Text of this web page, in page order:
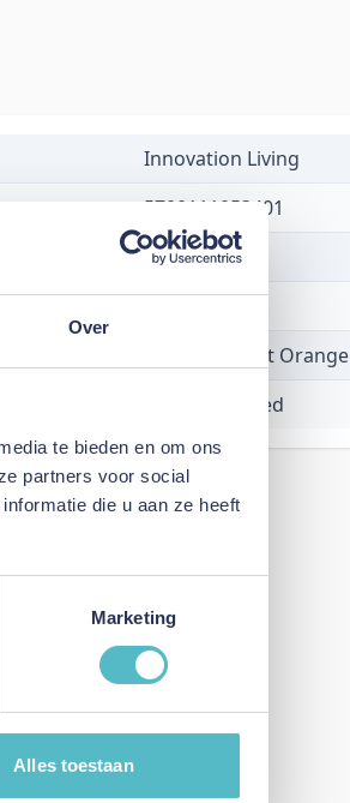
Over
te bieden en om ons
partners voor social
die u aan ze heeft
Marketing
Alles toestaan
Innovation Living
5700111053401
€ 1.628,00
412 Esina Rust Orange
Conlix Sofa Bed